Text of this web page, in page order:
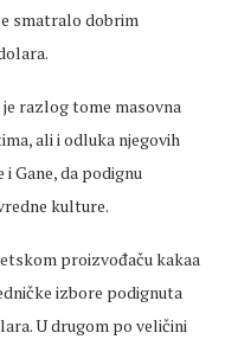
smatralo dobrim
razlog tome masovna
ali i odluka njegovih
Gane, da podignu
kulture.
proizvođaču kakaa
izbore podignuta
U drugom po veličini